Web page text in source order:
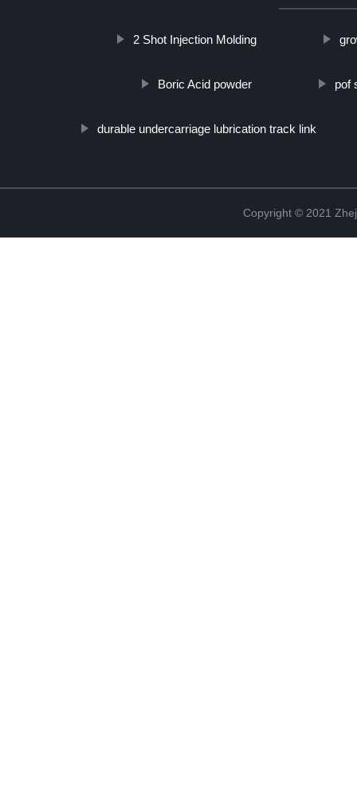
2 Shot Injection Molding
Boric Acid powder pof
durable undercarriage lubrication track link
Copyright © 2021